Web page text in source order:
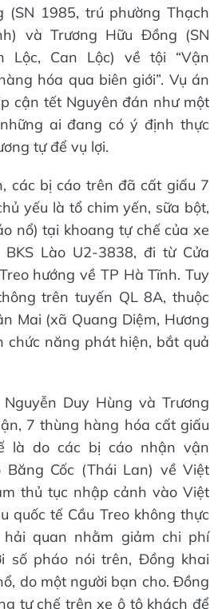
(SN 1985, trú phường Thạch
và Trương Hữu Đồng (SN
Lộc, Can Lộc) về tội “Vận
hóa qua biên giới”. Vụ án
cận tết Nguyên đán như một
ai đang có ý định thực
tự để vụ lợi.
các bị cáo trên đã cất giấu 7
yếu là tổ chim yến, sữa bột,
nổ) tại khoang tự chế của xe
Lào U2-3838, đi từ Cửa
hướng về TP Hà Tĩnh. Tuy
trên tuyến QL 8A, thuộc
Mai (xã Quang Diệm, Hương
chức năng phát hiện, bắt quả
Duy Hùng và Trương
7 thùng hàng hóa cất giấu
là do các bị cáo nhận vận
Băng Cốc (Thái Lan) về Việt
thủ tục nhập cảnh vào Việt
quốc tế Cầu Treo không thực
quan nhằm giảm chi phí
số pháo nói trên, Đồng khai
do một người bạn cho. Đồng
tự chế trên xe ô tô khách để